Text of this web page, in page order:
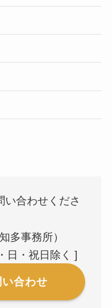
い合わせくださ
多事務所）
日・祝日除く ]
合わせ